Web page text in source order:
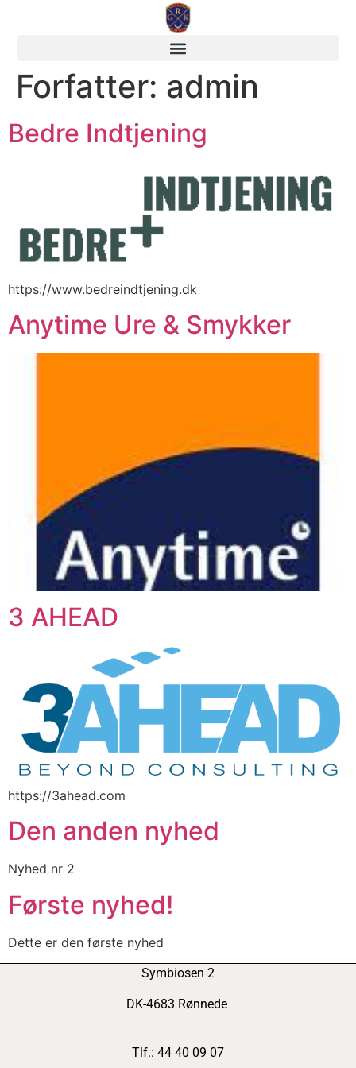
Forfatter: admin
Bedre Indtjening
https://www.bedreindtjening.dk
Anytime Ure & Smykker
3 AHEAD
https://3ahead.com
Den anden nyhed
Nyhed nr 2
Første nyhed!
Dette er den første nyhed
Symbiosen 2
DK-4683 Rønnede
Tlf.: 44 40 09 07